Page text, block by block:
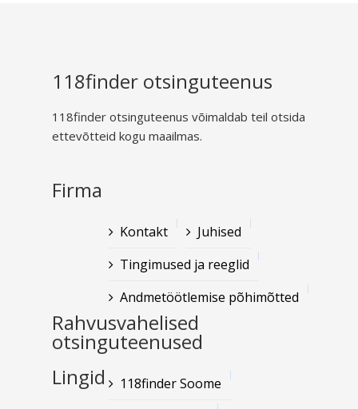
118finder otsinguteenus
118finder otsinguteenus võimaldab teil otsida
ettevõtteid kogu maailmas.
Firma
Kontakt
Juhised
Tingimused ja reeglid
Andmetöötlemise põhimõtted
Rahvusvahelised
otsinguteenused
118finder Soome
Lingid